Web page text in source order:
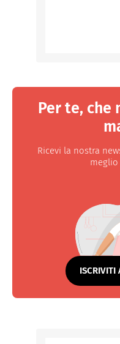
Per te, che
Ricevi la nostra
ISCRIVITI